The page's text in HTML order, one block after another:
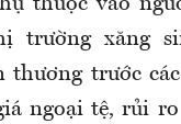
thuộc vào
trường xăng
thương trước các
ngoại tệ, rủi